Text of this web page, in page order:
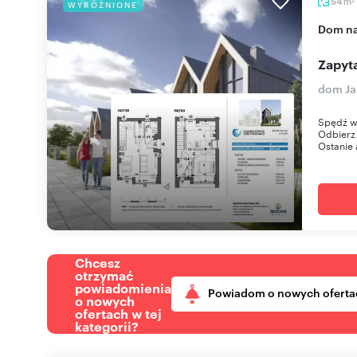
WYRÓŻNIONE 2
dom
dom
Spędź
Odbierz
Ostanie
Chcesz
otrzymać
powiadomienia
o nowych
ofertach w tej
kategorii?
Powiadom o nowych